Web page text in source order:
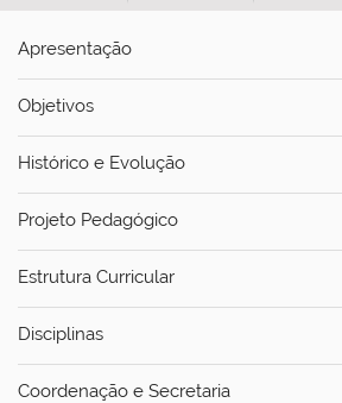
Apresentação
Objetivos
Histórico e Evolução
Projeto Pedagógico
Estrutura Curricular
Disciplinas
Coordenação e Secretaria